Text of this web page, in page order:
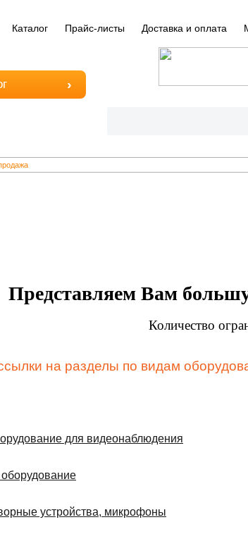
Каталог Прайс-листы Доставка и оплата
Представляем Вам
Количество
на разделы по видам
для видеонаблюдения
устройства, микрофоны